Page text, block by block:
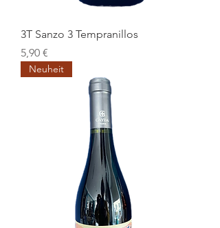
3T Sanzo 3 Tempranillos
Preis
5,90 €
Neuheit